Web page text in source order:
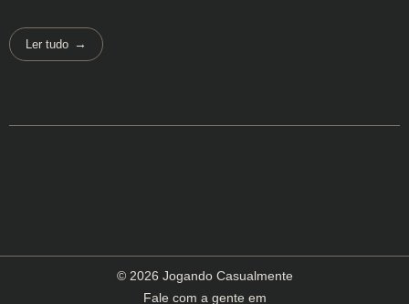
Ler tudo
© 2026 Jogando Casualmente
Fale com a gente em